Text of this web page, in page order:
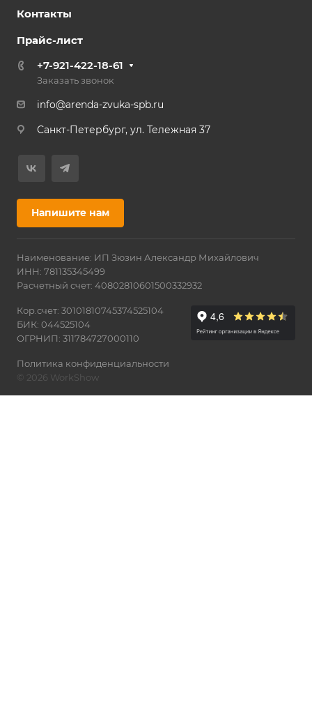
Контакты
Прайс-лист
+7-921-422-18-61
Заказать звонок
info@arenda-zvuka-spb.ru
Санкт-Петербург, ул. Тележная 37
Напишите нам
Наименование: ИП Зюзин Александр Михайлович
ИНН: 781135345499
Расчетный счет: 40802810601500332932
Кор.счет: 30101810745374525104
БИК: 044525104
ОГРНИП: 311784727000110
Политика конфиденциальности
© 2026 WorkShow